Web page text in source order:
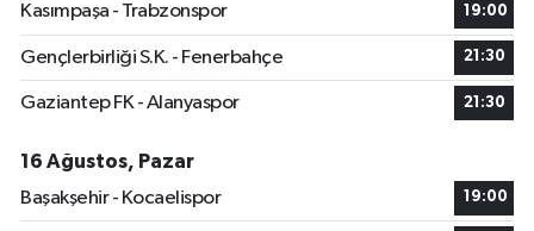
Kasımpaşa - Trabzonspor 19:00
Gençlerbirliği S.K. - Fenerbahçe 21:30
Gaziantep FK - Alanyaspor 21:30
16 Ağustos, Pazar
Başakşehir - Kocaelispor
19:00